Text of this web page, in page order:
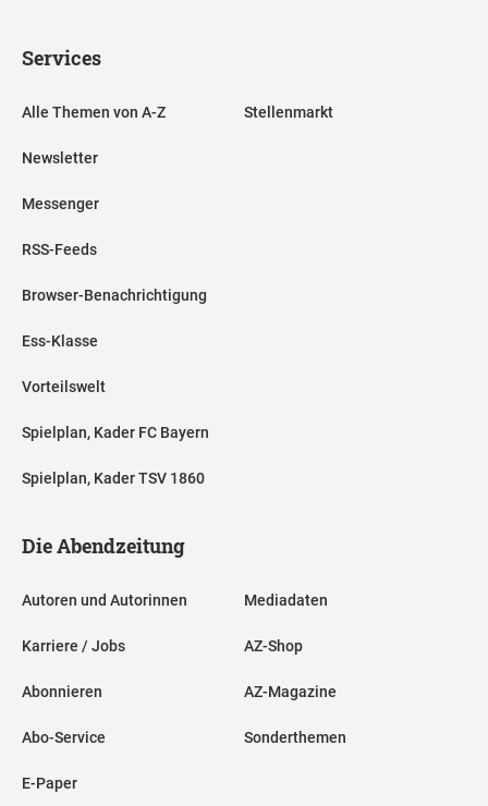
Services
Alle Themen von A-Z
Newsletter
Messenger
RSS-Feeds
Browser-Benachrichtigung
Ess-Klasse
Vorteilswelt
Spielplan, Kader FC Bayern
Spielplan, Kader TSV 1860
Stellenmarkt
Die Abendzeitung
Autoren und Autorinnen
Karriere / Jobs
Abonnieren
Abo-Service
E-Paper
Mediadaten
AZ-Shop
AZ-Magazine
Sonderthemen